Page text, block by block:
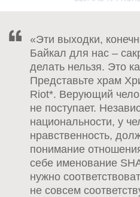
«Эти выходки,
Байкал для нас –
делать нельзя. Это
Представьте храм
Riot*. Верующий
не поступает.
национальности, у
нравственность,
понимание
себе именование
нужно
не совсем